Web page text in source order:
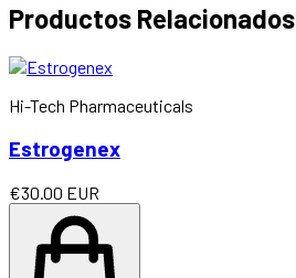
Productos Relacionados
Hi-Tech Pharmaceuticals
Estrogenex
€30.00 EUR